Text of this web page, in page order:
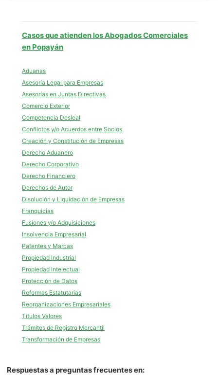
Casos que atienden los Abogados Comerciales
en Popayán
Aduanas
Asesoría Legal para Empresas
Asesorías en Juntas Directivas
Comercio Exterior
Competencia Desleal
Conflictos y/o Acuerdos entre Socios
Creación y Constitución de Empresas
Derecho Aduanero
Derecho Corporativo
Derecho Financiero
Derechos de Autor
Disolución y Liquidación de Empresas
Franquicias
Fusiones y/o Adquisiciones
Insolvencia Empresarial
Patentes y Marcas
Propiedad Industrial
Propiedad Intelectual
Protección de Datos
Reformas Estatutarias
Reorganizaciones Empresariales
Títulos Valores
Trámites de Registro Mercantil
Transformación de Empresas
Respuestas a preguntas frecuentes en: